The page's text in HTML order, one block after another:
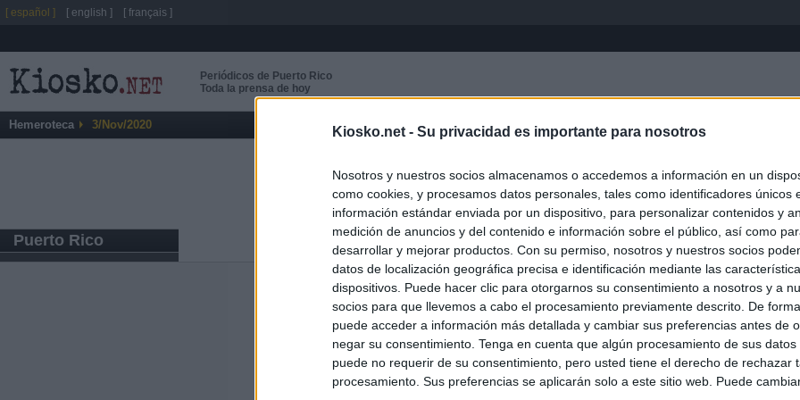
Kiosko.net - Su privacidad es importante para nosotros
Nosotros y nuestros socios almacenamos o accedemos a información en un
como cookies, y procesamos datos personales, tales como identificadores únicos
información estándar enviada por un dispositivo, para personalizar contenidos y
medición de anuncios y del contenido e información sobre el público, así como
desarrollar y mejorar productos. Con su permiso, nosotros y nuestros socios
datos de localización geográfica precisa e identificación mediante las
dispositivos. Puede hacer clic para otorgarnos su consentimiento a nosotros y a
socios para que llevemos a cabo el procesamiento previamente descrito. De
puede acceder a información más detallada y cambiar sus preferencias antes de
negar su consentimiento. Tenga en cuenta que algún procesamiento de sus
puede no requerir de su consentimiento, pero usted tiene el derecho de rechazar
procesamiento. Sus preferencias se aplicarán solo a este sitio web. Puede
Periódicos de Puerto Rico
Toda la prensa de hoy
Hemeroteca 3/Nov/2020 Inicio
Puerto Rico
Últimas noticias
Sorpresa y dudas entre los viajeros procedentes de Italia por los nuevos
controles: "Nos lo esperábamos peor"
Última hora política, en directo: Interior reitera que los controles a viajeros
del
[ español ] [ english ] [ français ]